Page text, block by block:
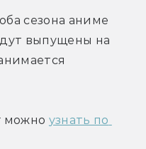
сезона аниме
выпущены на
можно узнать по